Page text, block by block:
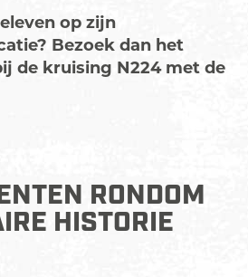
op zijn
Bezoek dan het
de kruising N224 met de
RONDOM
HISTORIE